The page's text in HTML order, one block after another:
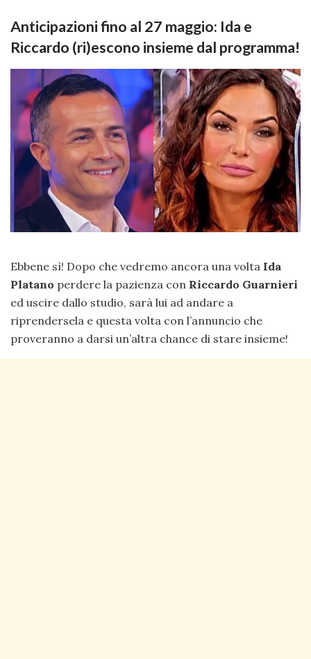
Anticipazioni fino al 27 maggio: Ida e
Riccardo (ri)escono insieme dal programma!
Ebbene sì! Dopo che vedremo ancora una volta Ida
Platano perdere la pazienza con Riccardo Guarnieri
ed uscire dallo studio, sarà lui ad andare a
riprendersela e questa volta con l’annuncio che
proveranno a darsi un’altra chance di stare insieme!